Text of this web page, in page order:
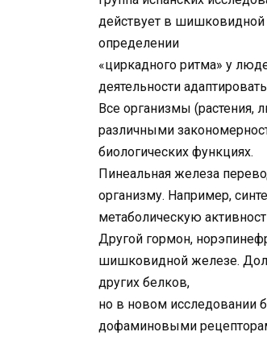
действует в шишковидной
определении
«циркадного ритма» у
деятельности
Все организмы (растения,
различными
биологических функциях.
Пинеальная железа
организму. Например,
метаболическую
Другой гормон,
шишковидной железе.
других белков,
но в новом исследовании
дофаминовыми